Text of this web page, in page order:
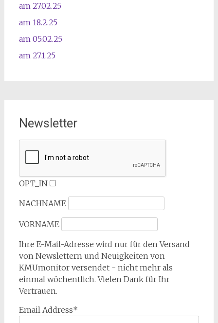
am 27.02.25
am 18.2.25
am 05.02.25
am 27.1.25
Newsletter
OPT_IN
NACHNAME
VORNAME
Ihre E-Mail-Adresse wird nur für den Versand
von Newslettern und Neuigkeiten von
KMUmonitor versendet - nicht mehr als
einmal wöchentlich. Vielen Dank für Ihr
Vertrauen.
Email Address*